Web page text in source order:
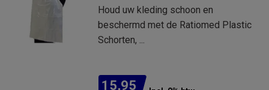
Houd uw kleding schoon en
beschermd met de Ratiomed Plastic
Schorten, ...
15,95